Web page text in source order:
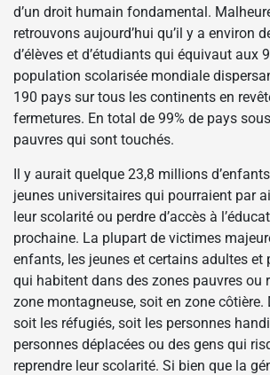
d’un droit humain fondamental.
retrouvons aujourd’hui qu’il y a environ
d’élèves et d’étudiants qui équivaut aux
population scolarisée mondiale
190 pays sur tous les continents en
fermetures. En total de 99% de pays
pauvres qui sont touchés.
Il y aurait quelque 23,8 millions
jeunes universitaires qui pourraient par
leur scolarité ou perdre d’accès à
prochaine. La plupart de victimes
enfants, les jeunes et certains adultes et
qui habitent dans des zones pauvres ou
zone montagneuse, soit en zone côtière.
soit les réfugiés, soit les personnes
personnes déplacées ou des gens qui
reprendre leur scolarité. Si bien que la